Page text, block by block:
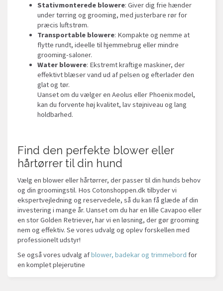
Stativmonterede blowere: Giver dig frie hænder
under tørring og grooming, med justerbare rør for
præcis luftstrøm.
Transportable blowere: Kompakte og nemme at
flytte rundt, ideelle til hjemmebrug eller mindre
grooming-saloner.
Water blowere: Ekstremt kraftige maskiner, der
effektivt blæser vand ud af pelsen og efterlader den
glat og tør.
Uanset om du vælger en Aeolus eller Phoenix model,
kan du forvente høj kvalitet, lav støjniveau og lang
holdbarhed.
Find den perfekte blower eller
hårtørrer til din hund
Vælg en blower eller hårtørrer, der passer til din hunds behov
og din groomingstil. Hos Cotonshoppen.dk tilbyder vi
ekspertvejledning og reservedele, så du kan få glæde af din
investering i mange år. Uanset om du har en lille Cavapoo eller
en stor Golden Retriever, har vi en løsning, der gør grooming
nem og effektiv. Se vores udvalg og oplev forskellen med
professionelt udstyr!
Se også vores udvalg afblower, badekar og trimmebord for
en komplet plejerutine